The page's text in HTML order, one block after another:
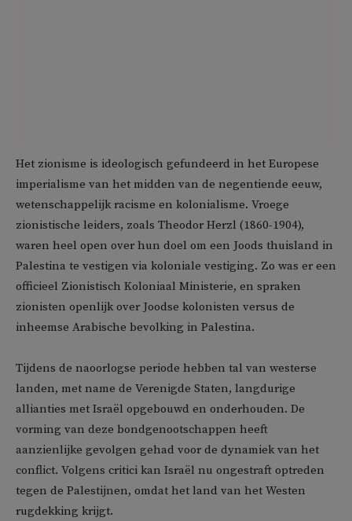
Het zionisme is ideologisch gefundeerd in het Europese
imperialisme van het midden van de negentiende eeuw,
wetenschappelijk racisme en kolonialisme. Vroege
zionistische leiders, zoals Theodor Herzl (1860-1904),
waren heel open over hun doel om een Joods thuisland in
Palestina te vestigen via koloniale vestiging. Zo was er een
officieel Zionistisch Koloniaal Ministerie, en spraken
zionisten openlijk over Joodse kolonisten versus de
inheemse Arabische bevolking in Palestina.
Tijdens de naoorlogse periode hebben tal van westerse
landen, met name de Verenigde Staten, langdurige
allianties met Israël opgebouwd en onderhouden. De
vorming van deze bondgenootschappen heeft
aanzienlijke gevolgen gehad voor de dynamiek van het
conflict. Volgens critici kan Israël nu ongestraft optreden
tegen de Palestijnen, omdat het land van het Westen
rugdekking krijgt.